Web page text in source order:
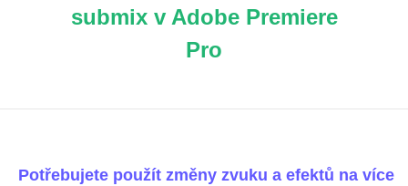
submix v Adobe Premiere
Pro
Potřebujete použít změny zvuku a efektů na více